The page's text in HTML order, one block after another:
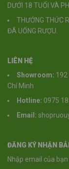
DƯỚI 18 TUỔI VÀ
THƯỞNG THỨC
ĐÃ UỐNG RƯỢU.
LIÊN HỆ
Showroom: 192
Chí Minh
Hotline: 0975
Email:
ĐĂNG KÝ NHẬN
Nhập email của